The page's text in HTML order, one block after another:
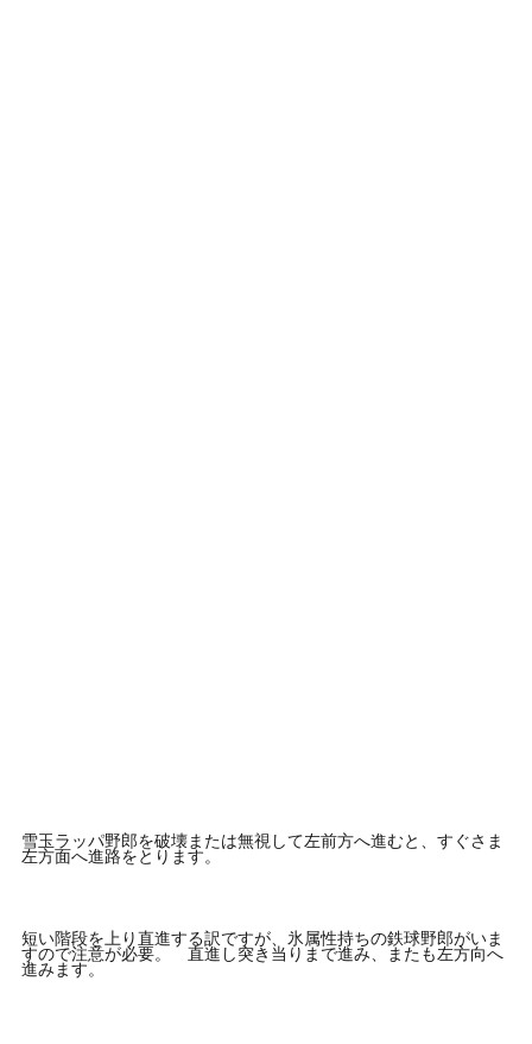
雪玉ラッパ野郎を破壊または無視して左前方へ進むと、すぐさま
左方面へ進路をとります。
短い階段を上り直進する訳ですが、氷属性持ちの鉄球野郎がいま
すので注意が必要。 直進し突き当りまで進み、またも左方向へ
進みます。